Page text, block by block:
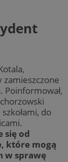
zamieszczone
Poinformował,
do
się od
które mogą
w sprawę